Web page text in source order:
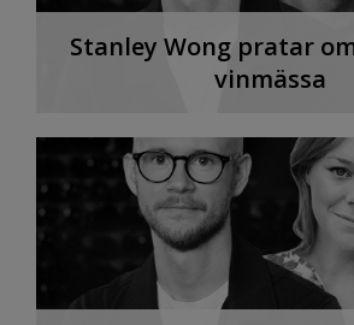
Stanley Wong pratar
vinmässa